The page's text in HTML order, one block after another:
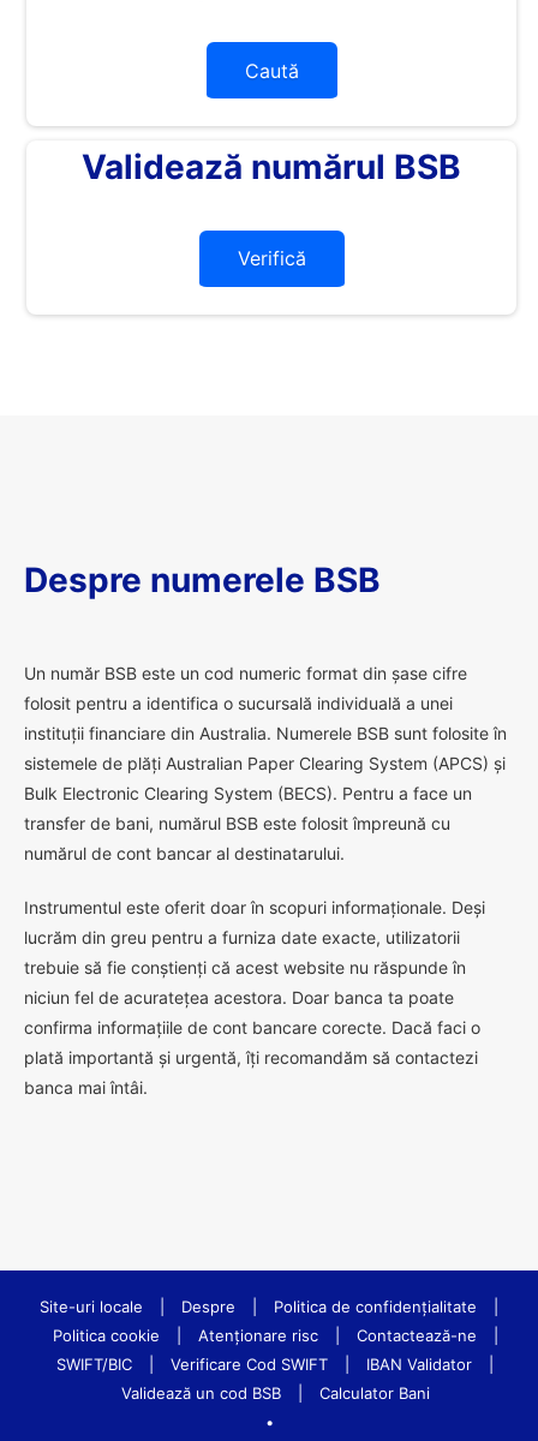
Caută
Validează numărul BSB
Verifică
Despre numerele BSB
Un număr BSB este un cod numeric format din șase cifre
folosit pentru a identifica o sucursală individuală a unei
instituții financiare din Australia. Numerele BSB sunt folosite în
sistemele de plăți Australian Paper Clearing System (APCS) și
Bulk Electronic Clearing System (BECS). Pentru a face un
transfer de bani, numărul BSB este folosit împreună cu
numărul de cont bancar al destinatarului.
Instrumentul este oferit doar în scopuri informaționale. Deși
lucrăm din greu pentru a furniza date exacte, utilizatorii
trebuie să fie conștienți că acest website nu răspunde în
niciun fel de acuratețea acestora. Doar banca ta poate
confirma informațiile de cont bancare corecte. Dacă faci o
plată importantă și urgentă, îți recomandăm să contactezi
banca mai întâi.
Site-uri locale Despre Politica de confidenţialitate
Politica cookie
Atenționare risc Contactează-ne
SWIFT/BIC
Verificare Cod SWIFT IBAN Validator
Validează un cod BSB
Calculator Bani
•